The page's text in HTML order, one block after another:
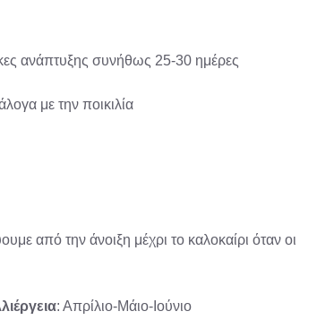
ανάπτυξης συνήθως 25-30 ημέρες
με την ποικιλία
από την άνοιξη μέχρι το καλοκαίρι όταν οι
: Απρίλιο-Μάιο-Ιούνιο